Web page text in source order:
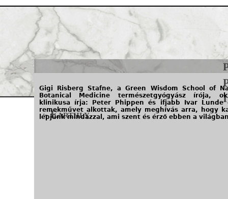
Jump to navigation
- Earthly
Gigi Risberg Stafne, a Green Wisdom School of
Botanical Medicine természetgyógyász írója,
klinikusa írja: Peter Phippen és ifjabb Ivar Lunde
remekművet alkottak, amely meghívás arra, hogy
lépjünk mindazzal, ami szent és érző ebben a